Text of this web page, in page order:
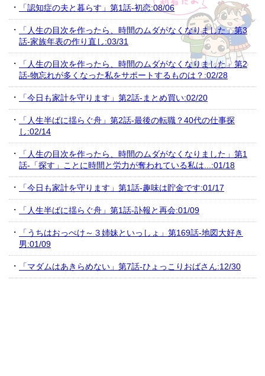
「認知症の夫と暮らす」第1話-初恋:08/06
「人生の目次を作ったら、時間のムダがなくなりました」第3
話-家族年表の作り直し:03/31
「人生の目次を作ったら、時間のムダがなくなりました」第2
話-物忘れが多くなった私をサポートするものは？:02/28
「今日も家計を守ります」第2話-まとめ買い:02/20
「人生半ばに揺らぐ舟」第2話-最後の転職？40代の仕事探
し:02/14
「人生の目次を作ったら、時間のムダがなくなりました」第1
話-「探す」ことに時間と労力が奪われている私は...:01/18
「今日も家計を守ります」第1話-趣味は貯金です:01/17
「人生半ばに揺らぐ舟」第1話-訃報と再会:01/09
「うちはおっぺけ～３姉妹といっしょ」第169話-地図大好き
男:01/09
「マダムはあきらめない」第7話-ひょっこりおばさん:12/30